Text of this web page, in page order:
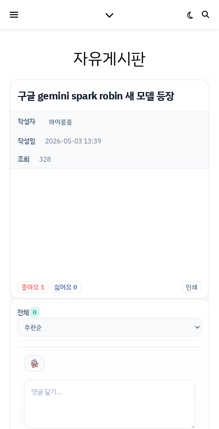
자유게시판
구글 gemini spark robin 새 모델 등장
작성자 하이룽룽
작성일
2026-05-03 13:39
조회
328
좋아요1 싫어요0 인쇄
전체 0